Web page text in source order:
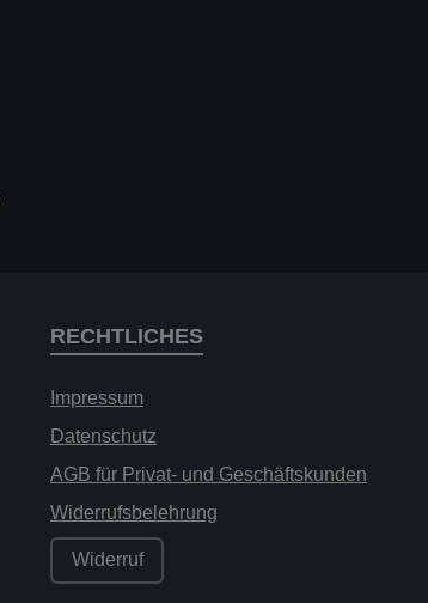
RECHTLICHES
Impressum
Datenschutz
AGB für Privat- und Geschäftskunden
Widerrufsbelehrung
Widerruf